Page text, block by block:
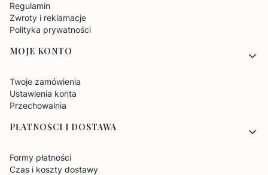
Regulamin
Zwroty i reklamacje
Polityka prywatności
MOJE KONTO
Twoje zamówienia
Ustawienia konta
Przechowalnia
PŁATNOŚCI I DOSTAWA
Formy płatności
Czas i koszty dostawy